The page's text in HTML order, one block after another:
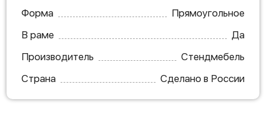
Форма
Прямоугольное
В раме
Да
Производитель
Стендмебель
Страна
Сделано в России